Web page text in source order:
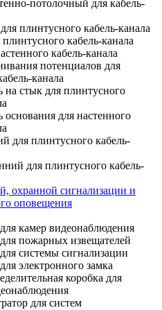
потолочный для кабель-
плинтусного кабель-канала
кабель-канала
кабель-канала
потенциалов для
канала
на стык для плинтусного
основания для настенного
для плинтусного кабель-
для плинтусного кабель-
охранной сигнализации и
оповещения
камер видеонаблюдения
пожарных извещателей
системы сигнализации
электронного замка
коробка для
для систем